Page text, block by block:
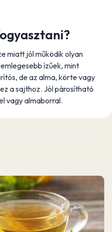
miatt jól működik olyan
ízűek, mint
de az alma, körte vagy
a sajthoz. Jól párosítható
vagy almaborral.